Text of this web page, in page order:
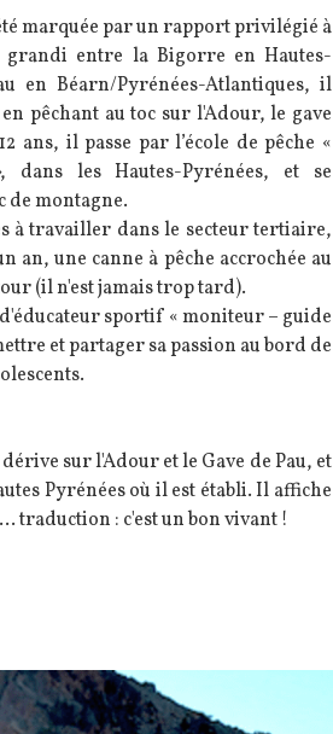
marquée par un rapport privilégié à
grandi entre la Bigorre en Hautes-
en Béarn/Pyrénées-Atlantiques, il
pêchant au toc sur l'Adour, le gave
ans, il passe par l’école de pêche «
dans les Hautes-Pyrénées, et se
de montagne.
à travailler dans le secteur tertiaire,
une canne à pêche accrochée au
(il n'est jamais trop tard).
sportif « moniteur – guide
et partager sa passion au bord de
sur l'Adour et le Gave de Pau, et
Pyrénées où il est établi. Il affiche
traduction : c'est un bon vivant !